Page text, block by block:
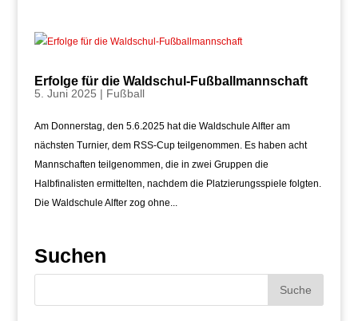
Erfolge für die Waldschul-Fußballmannschaft
5. Juni 2025 | Fußball
Am Donnerstag, den 5.6.2025 hat die Waldschule Alfter am
nächsten Turnier, dem RSS-Cup teilgenommen. Es haben acht
Mannschaften teilgenommen, die in zwei Gruppen die
Halbfinalisten ermittelten, nachdem die Platzierungsspiele folgten.
Die Waldschule Alfter zog ohne...
Suchen